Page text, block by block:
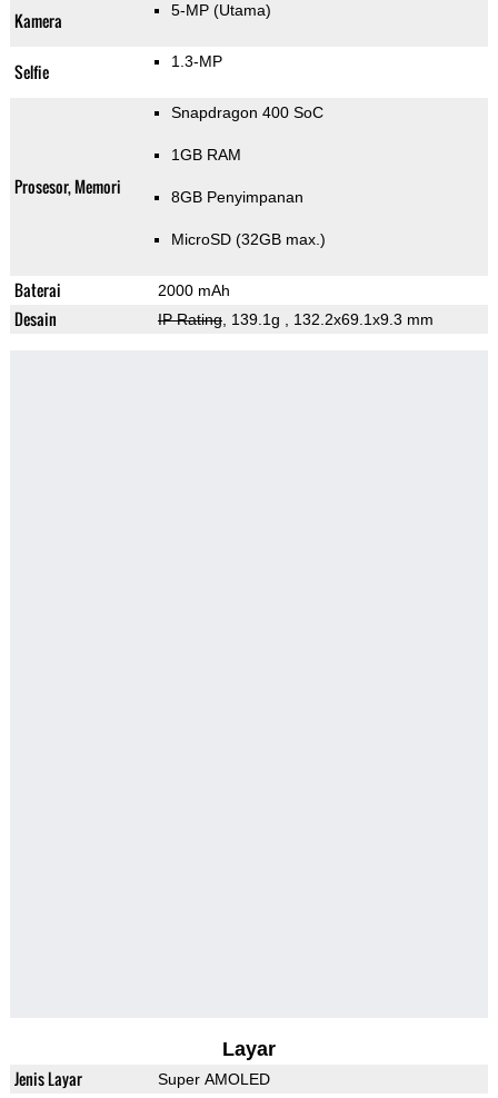
Kamera 5-MP (Utama)
Selfie 1.3-MP
Prosesor, Memori
Snapdragon 400 SoC
1GB RAM
8GB Penyimpanan
MicroSD (32GB max.)
Baterai 2000 mAh
Desain IP Rating, 139.1g , 132.2x69.1x9.3 mm
Layar
Jenis Layar Super AMOLED